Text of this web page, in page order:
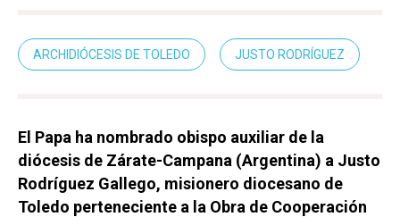
ARCHIDIÓCESIS DE TOLEDO JUSTO RODRÍGUEZ
El Papa ha nombrado obispo auxiliar de la
diócesis de Zárate-Campana (Argentina) a Justo
Rodríguez Gallego, misionero diocesano de
Toledo perteneciente a la Obra de Cooperación